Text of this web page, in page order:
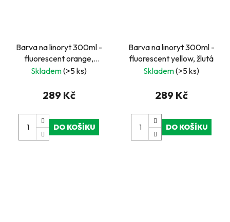
Barva na linoryt 300ml -
fluorescent orange,
oranžová
Skladem(>5 ks)
289 Kč
DO KOŠÍKU
Barva na linoryt 300ml -
fluorescent yellow, žlutá
Skladem(>5 ks)
289 Kč
DO KOŠÍKU